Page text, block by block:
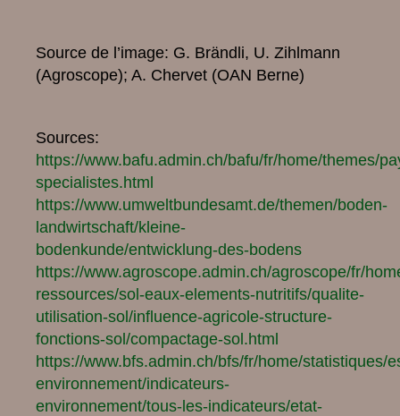
Source de l’image: G. Brändli, U. Zihlmann
(Agroscope); A. Chervet (OAN Berne)
Sources:
https://www.bafu.admin.ch/bafu/fr/home/themes/
specialistes.html
https://www.umweltbundesamt.de/themen/boden-
landwirtschaft/kleine-
bodenkunde/entwicklung-des-bodens
https://www.agroscope.admin.ch/agroscope/fr/
ressources/sol-eaux-elements-nutritifs/qualite-
utilisation-sol/influence-agricole-structure-
fonctions-sol/compactage-sol.html
https://www.bfs.admin.ch/bfs/fr/home/statistiques/
environnement/indicateurs-
environnement/tous-les-indicateurs/etat-